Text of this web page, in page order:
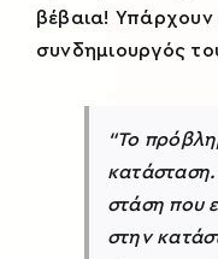
βέβαια!
συνδημιουργός
“Το
στάση που
στην